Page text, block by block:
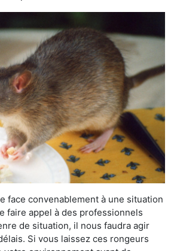
face convenablement à une situation
faire appel à des professionnels
de situation, il nous faudra agir
Si vous laissez ces rongeurs